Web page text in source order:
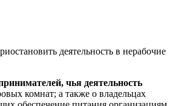
деятельность в нерабочие
чья деятельность
комнат; а также о владельцах